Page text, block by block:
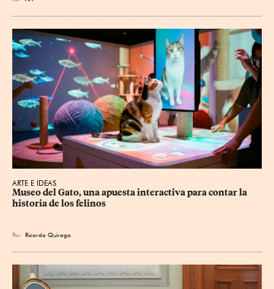
ARTE E IDEAS
Museo del Gato, una apuesta interactiva para contar la
historia de los felinos
Por Ricardo Quiroga